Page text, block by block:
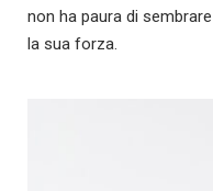
non ha paura di
la sua forza.